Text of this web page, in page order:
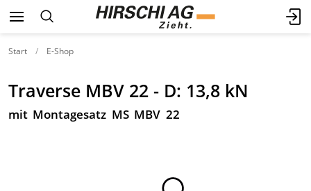
Start E-Shop
Traverse MBV 22 - D: 13,8 kN
mit Montagesatz MS MBV 22